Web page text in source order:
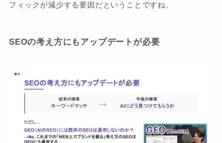
フィックが減少する要因だということですね。
SEOの考え方にもアップデートが必要